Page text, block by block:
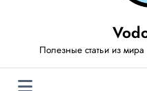
Полезные статьи из